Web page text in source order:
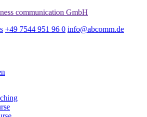
+49 7544 951 96 0 info@abcomm.de